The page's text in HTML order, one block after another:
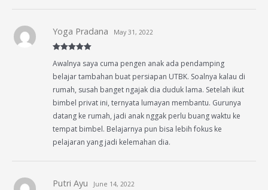
of 5
Yoga Pradana May 31, 2022
Awalnya saya cuma pengen anak ada pendamping
belajar tambahan buat persiapan UTBK. Soalnya kalau di
rumah, susah banget ngajak dia duduk lama. Setelah ikut
bimbel privat ini, ternyata lumayan membantu. Gurunya
datang ke rumah, jadi anak nggak perlu buang waktu ke
tempat bimbel. Belajarnya pun bisa lebih fokus ke
pelajaran yang jadi kelemahan dia.
Putri Ayu June 14, 2022